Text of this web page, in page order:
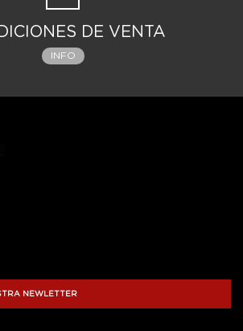
DE VENTA
INFO
NEWLETTER